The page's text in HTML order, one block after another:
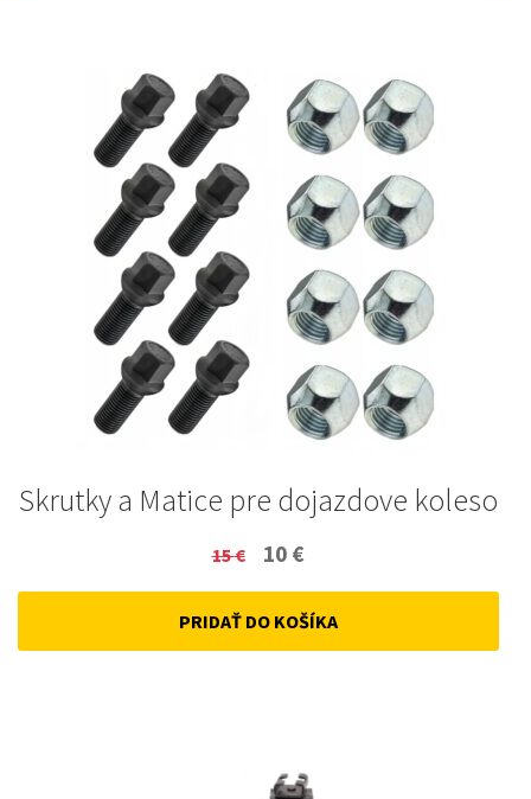
Skrutky a Matice pre dojazdove koleso
15€
Original
price
was:
10 €
price
is:
PRIDAŤ DO KOŠÍKA